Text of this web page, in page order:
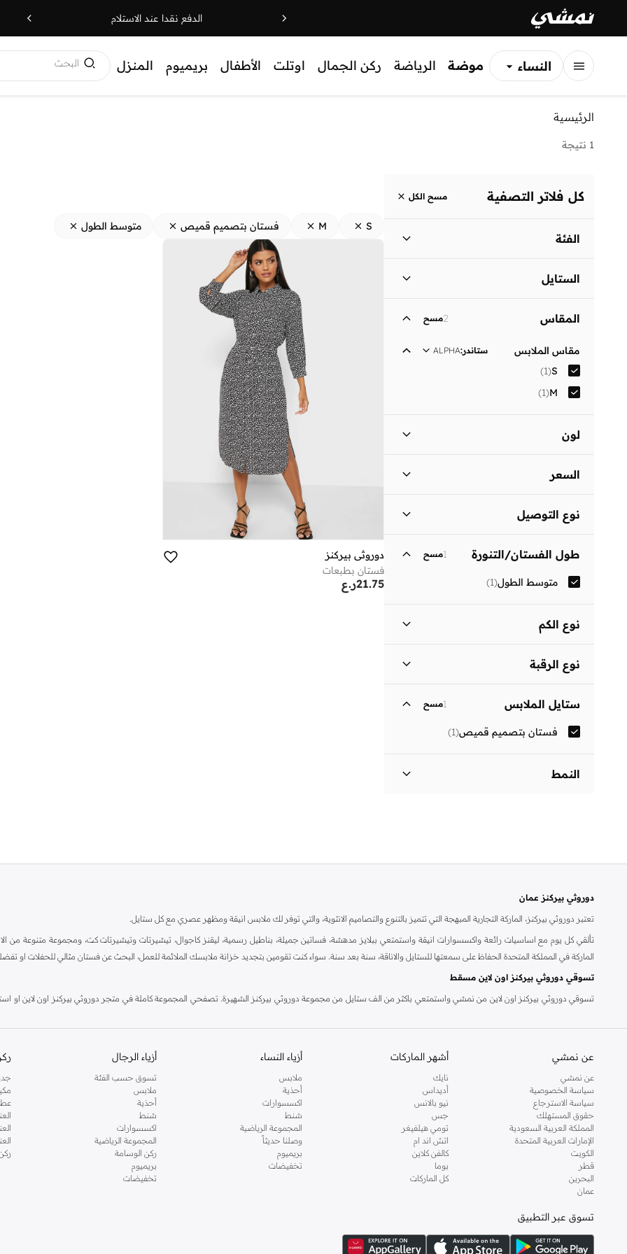
الدفع نقدا عند الاستلام
النساء
موضة الرياضة ركن الجمال اوتلت الأطفال بريميوم المنزل البحث
الرئيسية
1 نتيجة
كل فلاتر التصفية مسح الكل
الفئة
نساء
الستايل
المقاس 2مسح
مقاس الملابس ستاندر:
ALPHA
S
(
1
)
M
(
1
)
لون
السعر
ر.ع
انطلق
نوع التوصيل
طول الفستان/التنورة 1مسح
متوسط الطول(
1
)
نوع الكم
نوع الرقبة
ستايل الملابس 1مسح
فستان بتصميم قميص(
1
)
النمط
S
M فستان بتصميم قميص متوسط الطول
دوروثي بيركنز
فستان بطبعات
ر.ع21.75
دوروثي بيركنز عمان
تعتبر دوروثي بيركنز، الماركة التجارية المبهجة التي تتميز بالتنوع والتصاميم الانثوية، والتي توفر لك ملابس انيقة ومظهر عصري مع كل ستايل.
تألقي كل يوم مع اساسيات رائعة واكسسوارات انيقة واستمتعي ببلايز مدهشة، فساتين جميلة، بناطيل رسمية، ليقنز كاجوال، تيشيرتات وتيشيرتات كت، ومجموعة متنوعة من
الماركة في المملكة المتحدة الحفاظ على سمعتها للستايل والاناقة، سنة بعد سنة. سواء كنت تقومين بتجديد خزانة ملابسك الملائمة للعمل، البحث عن فستان مثالي للحفلات او
تسوقي دوروثي بيركنز اون لاين مسقط
تسوقي دوروثي بيركنز اون لاين من نمشي واستمتعي باكثر من الف ستايل من مجموعة دوروثي بيركنز الشهيرة. تصفحي المجموعة كاملة في متجر دوروثي بيركنز اون لاين او
عن نمشي
عن نمشي
سياسة الخصوصية
سياسة الاسترجاع
حقوق المستهلك
المملكة العربية السعودية
الإمارات العربية المتحدة
الكويت
قطر
البحرين
عمان
أشهر الماركات
نايك
أديداس
نيو بالانس
جس
تومي هيلفيغر
اتش اند ام
كالفن كلاين
بوما
كل الماركات
أزياء النساء
ملابس
أحذية
اكسسوارات
شنط
المجموعة الرياضية
وصلنا حديثاً
بريميوم
تخفيضات
أزياء الرجال
تسوق حسب الفئة
ملابس
أحذية
شنط
اكسسوارات
المجموعة الرياضية
ركن الوسامة
بريميوم
تخفيضات
تسوق عبر التطبيق